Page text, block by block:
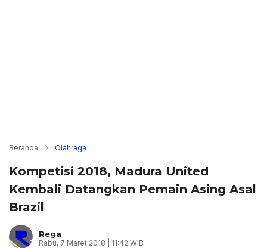
Beranda Olahraga
Kompetisi 2018, Madura United
Kembali Datangkan Pemain Asing Asal
Brazil
Rega
Rabu, 7 Maret 2018 | 11:42 WIB